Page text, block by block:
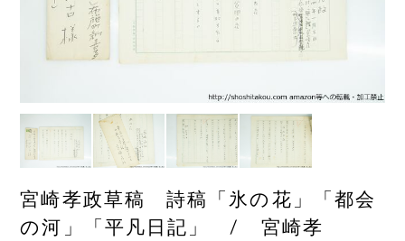
宮崎孝政草稿 詩稿「氷の花」「都会
の河」「平凡日記」 / 宮崎孝